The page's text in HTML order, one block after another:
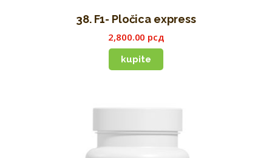
38. F1- Pločica express
2,800.00 рсд
kupite